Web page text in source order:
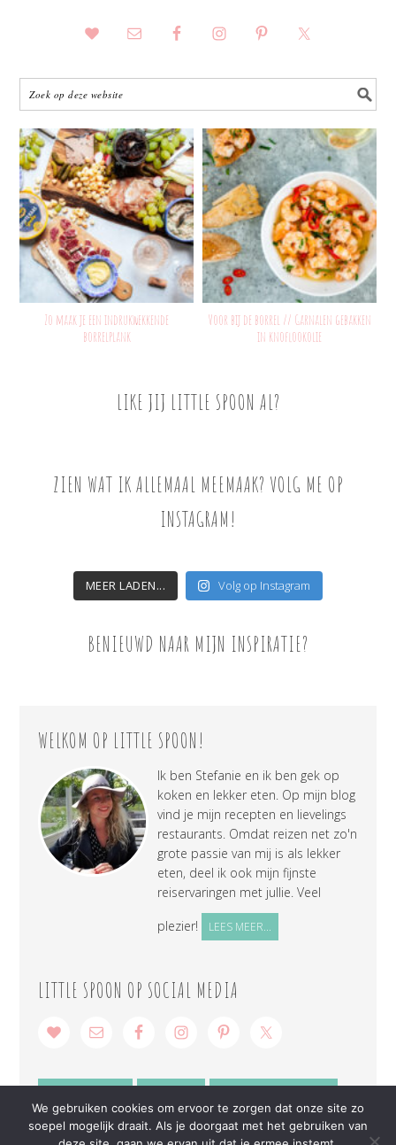
Zo maak je een indrukwekkende
borrelplank
Voor bij de borrel // Garnalen gebakken
in knoflookolie
LIKE JIJ LITTLE SPOON AL?
ZIEN WAT IK ALLEMAAL MEEMAAK? VOLG ME OP
INSTAGRAM!
MEER LADEN... Volg op Instagram
BENIEUWD NAAR MIJN INSPIRATIE?
WELKOM OP LITTLE SPOON!
Ik ben Stefanie en ik ben gek op
koken en lekker eten. Op mijn blog
vind je mijn recepten en lievelings
restaurants. Omdat reizen net zo'n
grote passie van mij is als lekker
eten, deel ik ook mijn fijnste
reiservaringen met jullie. Veel
plezier!
LEES MEER...
LITTLE SPOON OP SOCIAL MEDIA
We gebruiken cookies om ervoor te zorgen dat onze site zo
soepel mogelijk draait. Als je doorgaat met het gebruiken van